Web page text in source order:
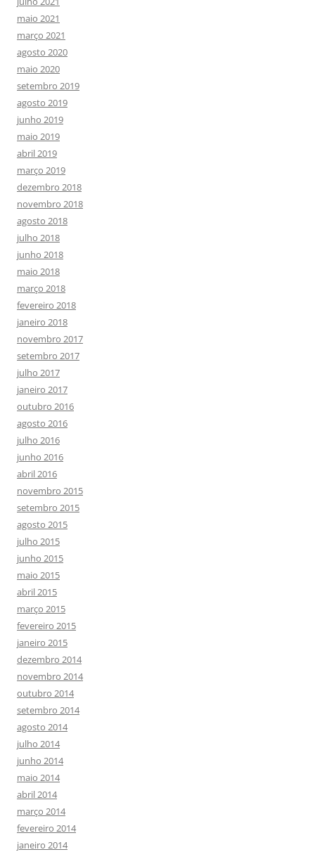
maio 2021
março 2021
agosto 2020
maio 2020
setembro 2019
agosto 2019
junho 2019
maio 2019
abril 2019
março 2019
dezembro 2018
novembro 2018
agosto 2018
julho 2018
junho 2018
maio 2018
março 2018
fevereiro 2018
janeiro 2018
novembro 2017
setembro 2017
julho 2017
janeiro 2017
outubro 2016
agosto 2016
julho 2016
junho 2016
abril 2016
novembro 2015
setembro 2015
agosto 2015
julho 2015
junho 2015
maio 2015
abril 2015
março 2015
fevereiro 2015
janeiro 2015
dezembro 2014
novembro 2014
outubro 2014
setembro 2014
agosto 2014
julho 2014
junho 2014
maio 2014
abril 2014
março 2014
fevereiro 2014
janeiro 2014